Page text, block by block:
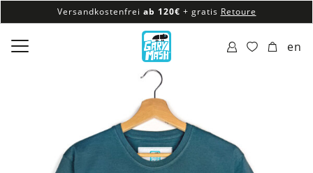
Versandkostenfrei ab 120€ + gratis Retoure
100% veganes & fair produziertes Sortiment
Versandkostenfrei ab 120€
en